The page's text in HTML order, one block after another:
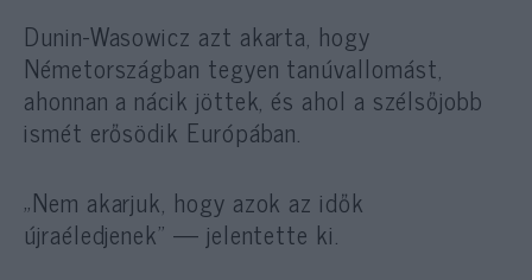
Dunin-Wasowicz azt akarta, hogy
Németországban tegyen tanúvallomást,
ahonnan a nácik jöttek, és ahol a szélsőjobb
ismét erősödik Európában.
„Nem akarjuk, hogy azok az idők
újraéledjenek” — jelentette ki.